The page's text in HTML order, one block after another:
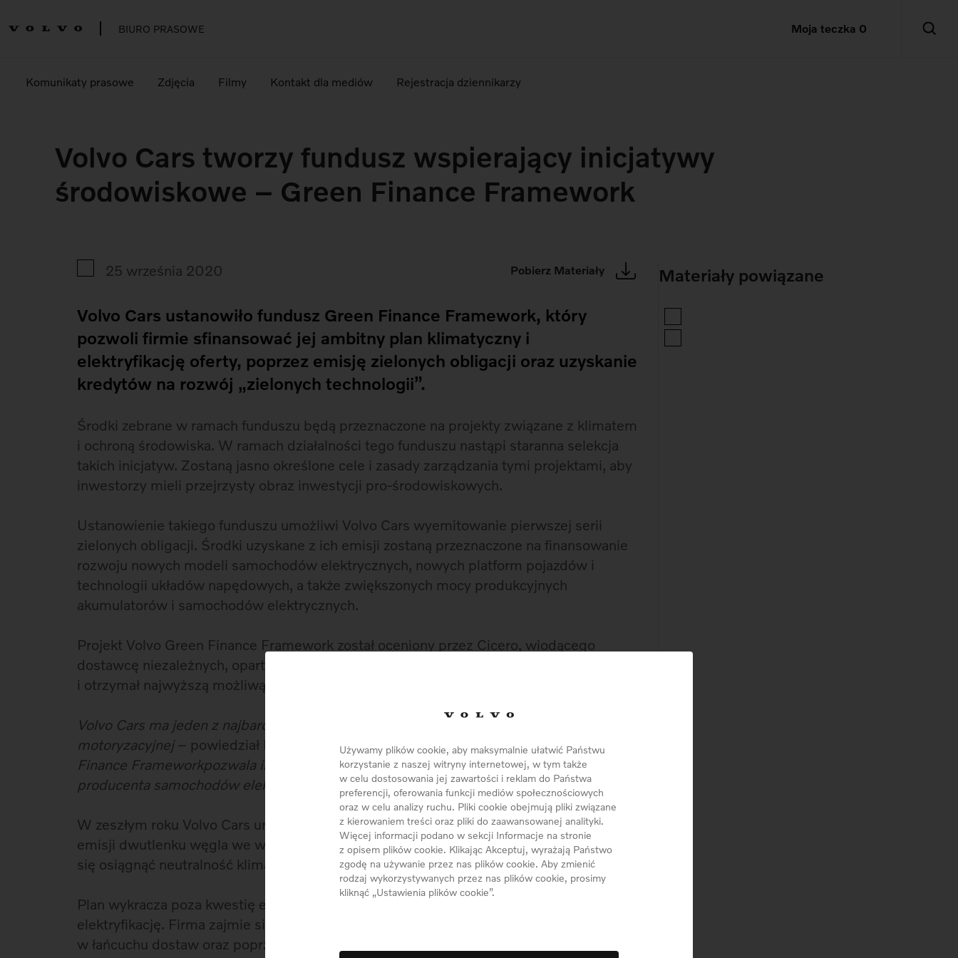
Używamy plików cookie, aby maksymalnie ułatwić Państwu
korzystanie z naszej witryny internetowej, w tym także
w celu dostosowania jej zawartości i reklam do Państwa
preferencji, oferowania funkcji mediów społecznościowych
oraz w celu analizy ruchu. Pliki cookie obejmują pliki związane
z kierowaniem treści oraz pliki do zaawansowanej analityki.
Więcej informacji podano w sekcji Informacje na stronie
z opisem plików cookie. Klikając Akceptuj, wyrażają Państwo
zgodę na używanie przez nas plików cookie. Aby zmienić
rodzaj wykorzystywanych przez nas plików cookie, prosimy
kliknąć „Ustawienia plików cookie”.
BIURO PRASOWE Moja teczka 0
Komunikaty prasowe Zdjęcia Filmy Kontakt dla mediów Rejestracja dziennikarzy
Volvo Cars tworzy fundusz wspierający inicjatywy
środowiskowe – Green Finance Framework
25 września 2020 Pobierz Materiały
Volvo Cars ustanowiło fundusz Green Finance Framework, który
pozwoli firmie sfinansować jej ambitny plan klimatyczny i
elektryfikację oferty, poprzez emisję zielonych obligacji oraz uzyskanie
kredytów na rozwój „zielonych technologii”.
Środki zebrane w ramach funduszu będą przeznaczone na projekty związane z klimatem
i ochroną środowiska. W ramach działalności tego funduszu nastąpi staranna selekcja
takich inicjatyw. Zostaną jasno określone cele i zasady zarządzania tymi projektami, aby
inwestorzy mieli przejrzysty obraz inwestycji pro-środowiskowych.
Ustanowienie takiego funduszu umożliwi Volvo Cars wyemitowanie pierwszej serii
zielonych obligacji. Środki uzyskane z ich emisji zostaną przeznaczone na finansowanie
rozwoju nowych modeli samochodów elektrycznych, nowych platform pojazdów i
technologii układów napędowych, a także zwiększonych mocy produkcyjnych
akumulatorów i samochodów elektrycznych.
Projekt Volvo Green Finance Framework został oceniony przez Cicero, wiodącego
dostawcę niezależnych, opartych na badaniach ocen ram inwestycji w zielone obligacje,
i otrzymał najwyższą możliwą ocenę – Dark Green.
Volvo Cars ma jeden z najbardziej ambitnych planów klimatycznych w branży
motoryzacyjnej– powiedział Håkan Samuelsson, prezes firmy.Nasz fundusz Green
Finance Frameworkpozwala inwestorom uczestniczyć w przekształcaniu Volvo Cars w
producenta samochodów elektrycznych.
W zeszłym roku Volvo Cars uruchomiło kompleksowy plan klimatyczny, który dotyczy
emisji dwutlenku węgla we wszystkich swoich działaniach i produktach, ponieważ stara
się osiągnąć neutralność klimatyczną do 2040 r.
Plan wykracza poza kwestię emisji zanieczyszczeń z rury wydechowej poprzez
elektryfikację. Firma zajmie się również emisją dwutlenku węgla w procesie produkcji,
w łańcuchu dostaw oraz poprzez recykling i ponowne wykorzystanie materiałów.
Materiały powiązane